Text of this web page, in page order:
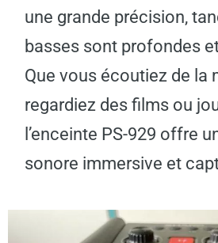
une grande précision,
basses sont profondes
Que vous écoutiez de la
regardiez des films ou
l’enceinte PS-929 offre
sonore immersive et